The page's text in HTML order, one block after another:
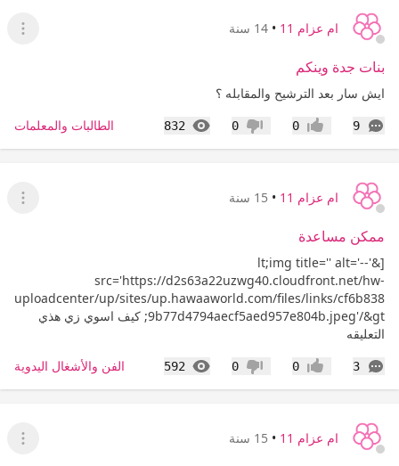
ام عزام 11 • 14 سنة
عرض
بنات جدة وينكم
ايش سار بعد الترشيح والمقابله ؟
9
التعليقات إعجاب0 عدم إعجاب
0
832
المشاهدات الطالبات والمعلمات
ام عزام 11 • 15 سنة
عرض
ممكن مساعدة
[&lt;img title='' alt='--'
src='https://d2s63a22uzwg40.cloudfront.net/hw-
uploadcenter/up/sites/up.hawaaworld.com/files/links/cf6b838
9b77d4794aecf5aed957e804b.jpeg'/&gt; كيف اسوي زي هذي
التعليقه
3
التعليقات إعجاب0 عدم إعجاب
0
592
المشاهدات الفن والأشغال اليدوية
ام عزام 11 • 15 سنة
عرض